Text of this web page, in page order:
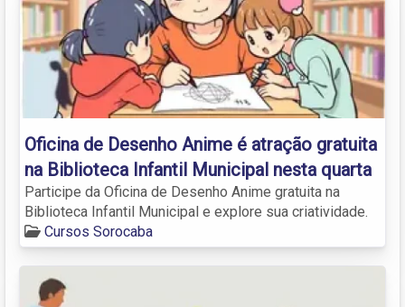
Oficina de Desenho Anime é atração gratuita
na Biblioteca Infantil Municipal nesta quarta
Participe da Oficina de Desenho Anime gratuita na
Biblioteca Infantil Municipal e explore sua criatividade.
Cursos Sorocaba